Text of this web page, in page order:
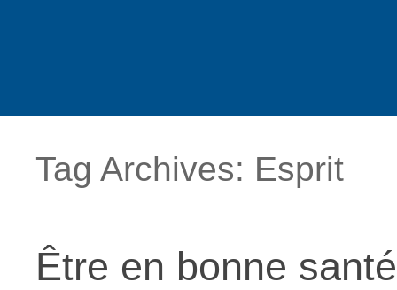
Tag Archives: Esprit
Être en bonne